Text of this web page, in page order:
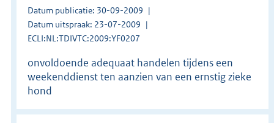
Datum publicatie: 30-09-2009
Datum uitspraak: 23-07-2009
ECLI:NL:TDIVTC:2009:YF0207
onvoldoende adequaat handelen tijdens een
weekenddienst ten aanzien van een ernstig zieke
hond